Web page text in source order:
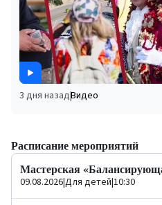
3 дня назад|Видео
Расписание мероприятий
Мастерская
09.08.2026|Для детей|10:30